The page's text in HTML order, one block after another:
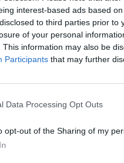
interest-based ads based
to third parties prior
of your personal
This information may also be
Participants that may further
Data Processing Opt Outs
opt-out of the Sharing of my
2
DE PAGO